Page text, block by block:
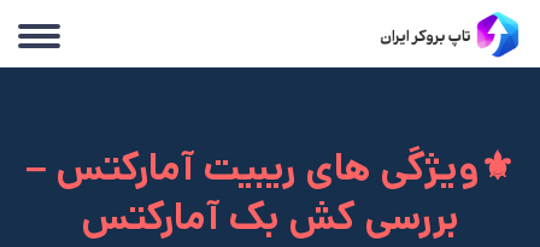
⚜️ویژگی های ریبیت آمارکتس –
بررسی کش بک آمارکتس